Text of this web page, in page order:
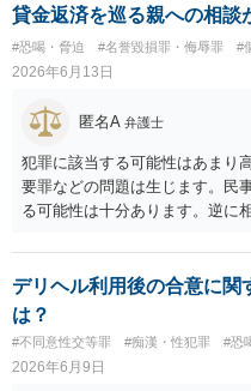
解を検討します。 弁護士に依
できますが、経験上うまくいっ
へご相談されることをお勧めは
知を依頼すると現在の検察庁で
きますので、送致後であれば検
貸金返済を巡る親への相談
#恐喝・脅迫 #名誉毀損罪・侮辱罪 #
2026年6月13日
匿名A 弁護士
犯罪に該当する可能性はあまり
要罪などの問題は生じます。民
る可能性は十分あります。逆に
（双方の主張ともに取り合わな
あれば訴訟や支払督促など法的
しての模範解答となります。「
ないとしても、本件のように余
任意の返済が期待できなくなり
て事実上相殺（減額）となって
デリヘル利用後の合意に関
は？
#不同意性交等罪 #痴漢・性犯罪 #恐
2026年6月9日